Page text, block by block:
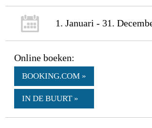
1. Januari - 31.
Online boeken:
BOOKING.COM »
IN DE BUURT »